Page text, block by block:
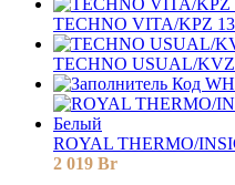
TECHNO VITA/KPZ
TECHNO USUAL/KVZ
Код
ROYAL THERMO/
2 019 Br